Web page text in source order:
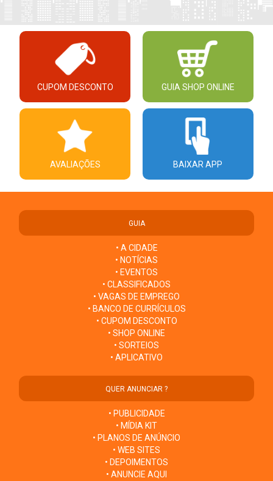
CUPOM DESCONTO GUIA SHOP ONLINE
AVALIAÇÕES BAIXAR APP
GUIA
• A CIDADE
• NOTÍCIAS
• EVENTOS
• CLASSIFICADOS
• VAGAS DE EMPREGO
• BANCO DE CURRÍCULOS
• CUPOM DESCONTO
• SHOP ONLINE
• SORTEIOS
• APLICATIVO
QUER ANUNCIAR ?
• PUBLICIDADE
• MÍDIA KIT
• PLANOS DE ANÚNCIO
• WEB SITES
• DEPOIMENTOS
• ANUNCIE AQUI